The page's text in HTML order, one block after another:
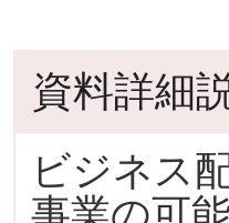
資料詳細
ビジネス
事業の可